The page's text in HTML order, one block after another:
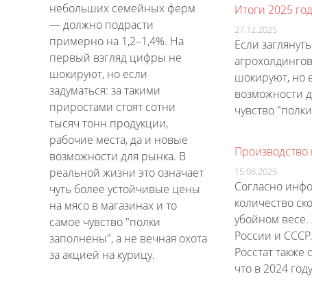
Итоги 2025
27.12.2025
Если
шокируют, но
возможности
чувство
15.08.2025
Согласно
количество
убойном
России и
Росстат
что в 2024
небольших семейных ферм
— должно подрасти
примерно на 1,2–1,4%. На
первый взгляд цифры не
шокируют, но если
задуматься: за такими
приростами стоят сотни
тысяч тонн продукции,
рабочие места, да и новые
возможности для рынка. В
реальной жизни это означает
чуть более устойчивые цены
на мясо в магазинах и то
самое чувство "полки
заполнены", а не вечная охота
за акцией на курицу.